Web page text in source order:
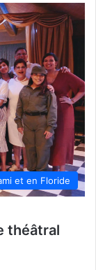
et en Floride
théâtral